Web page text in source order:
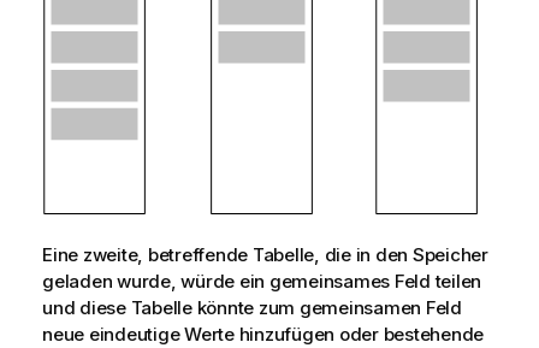
Eine zweite, betreffende Tabelle, die in den Speicher
geladen wurde, würde ein gemeinsames Feld teilen
und diese Tabelle könnte zum gemeinsamen Feld
neue eindeutige Werte hinzufügen oder bestehende